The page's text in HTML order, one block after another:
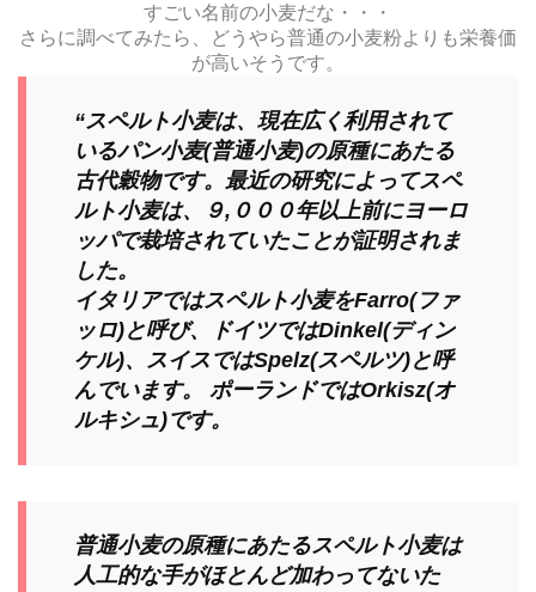
すごい名前の小麦だな・・・
さらに調べてみたら、どうやら普通の小麦粉よりも栄養価
が高いそうです。
“スペルト小麦は、現在広く利用されて
いるパン小麦(普通小麦)の原種にあたる
古代穀物です。最近の研究によってスペ
ルト小麦は、９,０００年以上前にヨーロ
ッパで栽培されていたことが証明されま
した。
イタリアではスペルト小麦をFarro(ファ
ッロ)と呼び、ドイツではDinkel(ディン
ケル)、スイスではSpelz(スペルツ)と呼
んでいます。 ポーランドではOrkisz(オ
ルキシュ)です。
普通小麦の原種にあたるスペルト小麦は
人工的な手がほとんど加わってないた